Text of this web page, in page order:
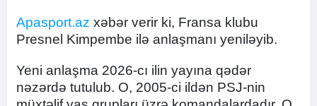
Apasport.az xəbər verir ki, Fransa klubu
Presnel Kimpembe ilə anlaşmanı yeniləyib.
Yeni anlaşma 2026-cı ilin yayına qədər
nəzərdə tutulub. O, 2005-ci ildən PSJ-nin